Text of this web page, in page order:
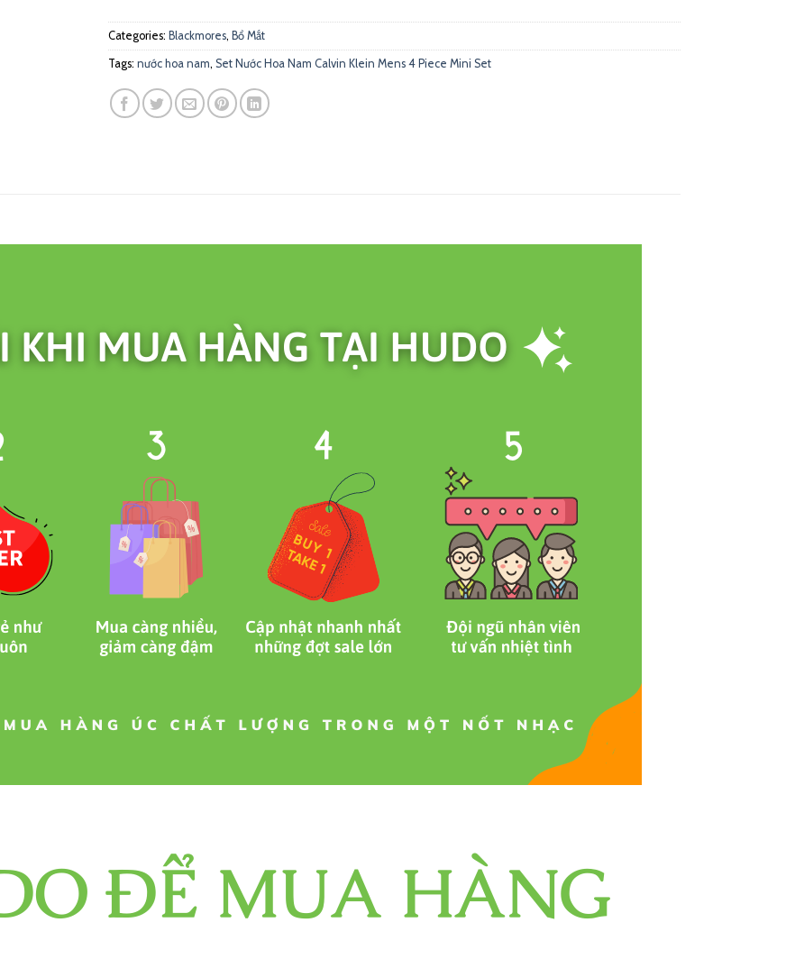
Categories: Blackmores, Bổ Mắt
Tags: nước hoa nam, Set Nước Hoa Nam Calvin Klein Mens 4 Piece Mini Set